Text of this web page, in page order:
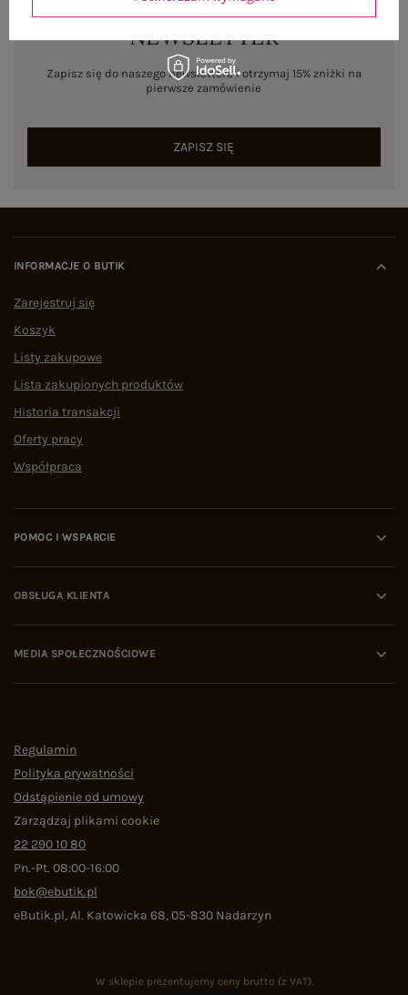
NEWSLETTER
Zapisz się do naszego newslettera i otrzymaj 15% zniżki na
pierwsze zamówienie
ZAPISZ SIĘ
INFORMACJE O BUTIK
Zarejestruj się
Koszyk
Listy zakupowe
Lista zakupionych produktów
Historia transakcji
Oferty pracy
Współpraca
POMOC I WSPARCIE
OBSŁUGA KLIENTA
MEDIA SPOŁECZNOŚCIOWE
Regulamin
Polityka prywatności
Odstąpienie od umowy
Zarządzaj plikami cookie
22 290 10 80
Pn.-Pt. 08:00-16:00
bok@ebutik.pl
eButik.pl,Al. Katowicka 68,05-830 Nadarzyn
W sklepie prezentujemy ceny brutto (z VAT).